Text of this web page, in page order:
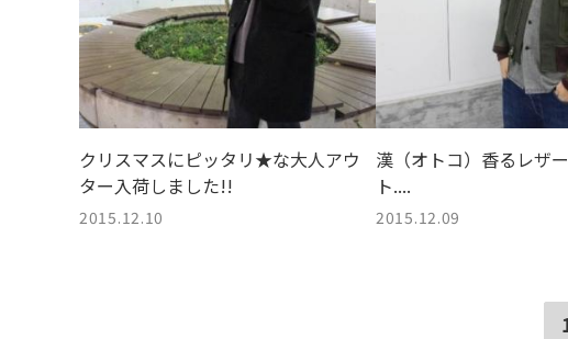
クリスマスにピッタリ★な大人アウ
ター入荷しました!!
2015.12.10
漢（オトコ）香るレザ
ト....
2015.12.09